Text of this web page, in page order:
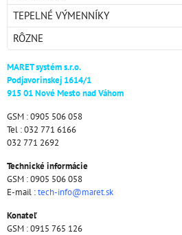
TEPELNÉ VÝMENNÍKY
RÔZNE
MARET systém s.r.o.
Podjavorinskej 1614/1
915 01 Nové Mesto nad Váhom
GSM : 0905 506 058
Tel : 032 771 6166
032 771 2692
Technické informácie
GSM : 0905 506 058
E-mail :tech-info@maret.sk
Konateľ
GSM : 0915 765 126